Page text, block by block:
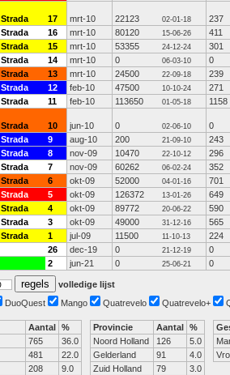
Strada 17 mrt-10 22123 02-01-18
237
Strada 16 mrt-10 80120 15-06-26
411
Strada 15 mrt-10 53355 24-12-24
301
Strada 14 mrt-10 0 06-03-10
0
Strada 13 mrt-10 24500 22-09-18
239
Strada 12 feb-10 47500 10-10-24
271
Strada 11 feb-10 113650 01-05-18 1158
Strada 10 jun-10 0 02-06-10
0
Strada 9 aug-10 200 21-09-10
243
Strada 8 nov-09 10470 22-10-12
296
Strada 7 nov-09 60262 06-02-24
352
Strada 6 okt-09 52000 04-01-16
701
Strada 5 okt-09 126372 13-01-26
649
Strada 4 okt-09 89772 20-06-22
590
Strada 3 okt-09 49000 31-12-16
565
Strada 1 jul-09 11500 11-10-13
224
26 dec-19 0 21-12-19
0
2 jun-21 0 25-06-21 0
volledige lijst
DuoQuest Mango Quatrevelo Quatrevelo+
Aantal %
765
36.0
481
22.0
208
9.0
Provincie Aantal %
Noord Holland
126
5.0
Gelderland
91
4.0
Zuid Holland
79
3.0